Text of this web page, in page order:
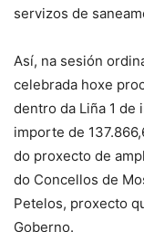
servizos de
Así, na sesión
celebrada hoxe
dentro da Liña 1
importe de
do proxecto de
do Concellos de
Petelos, proxecto
Goberno.